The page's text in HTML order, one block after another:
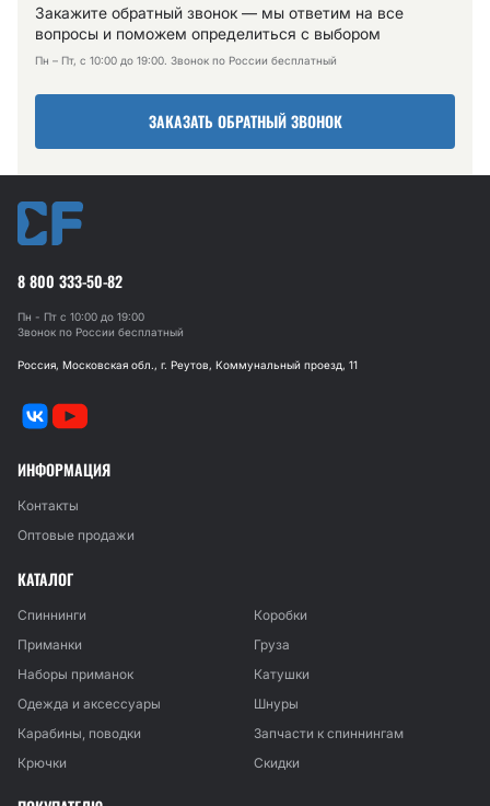
Закажите обратный звонок — мы ответим на все
вопросы и поможем определиться с выбором
Пн – Пт, с 10:00 до 19:00. Звонок по России бесплатный
ЗАКАЗАТЬ ОБРАТНЫЙ ЗВОНОК
8 800 333-50-82
Пн - Пт с 10:00 до 19:00
Звонок по России бесплатный
Россия, Московская обл., г. Реутов, Коммунальный проезд, 11
ИНФОРМАЦИЯ
Контакты
Оптовые продажи
КАТАЛОГ
Спиннинги
Коробки
Приманки
Груза
Наборы приманок
Катушки
Одежда и аксессуары
Шнуры
Карабины, поводки
Запчасти к спиннингам
Крючки
Скидки